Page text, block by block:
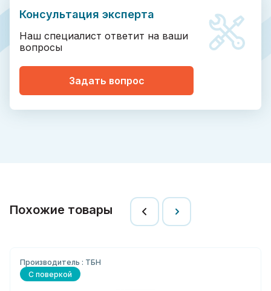
Консультация эксперта
Наш специалист ответит на ваши
вопросы
Задать вопрос
Похожие товары
Производитель : ТБН
С поверкой